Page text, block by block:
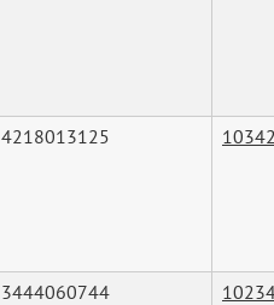
4218013125
3444060744